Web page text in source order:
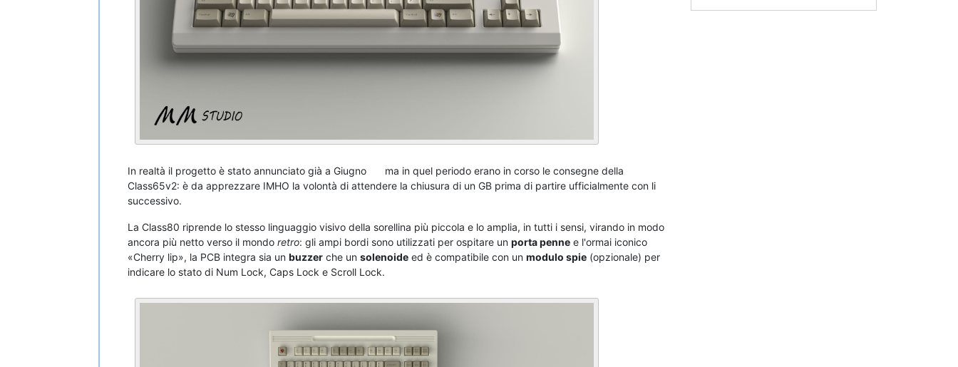
In realtà il progetto è stato annunciato già a Giugno
ma in quel periodo erano in corso le consegne della
Class65v2: è da apprezzare IMHO la volontà di attendere la chiusura di un GB prima di partire ufficialmente con li
successivo.
La Class80 riprende lo stesso linguaggio visivo della sorellina più piccola e lo amplia, in tutti i sensi, virando in modo
ancora più netto verso il mondo retro: gli ampi bordi sono utilizzati per ospitare un porta penne e l'ormai iconico
«Cherry lip», la PCB integra sia un buzzer che un solenoide ed è compatibile con un modulo spie (opzionale) per
indicare lo stato di Num Lock, Caps Lock e Scroll Lock.